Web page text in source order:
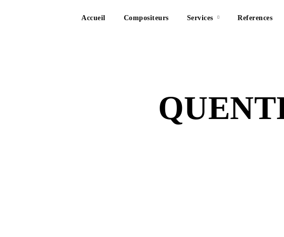
Accueil Compositeurs Services References